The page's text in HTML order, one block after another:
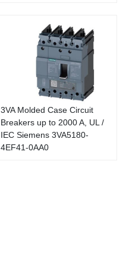
3VA Molded Case Circuit
Breakers up to 2000 A, UL /
IEC Siemens 3VA5180-
4EF41-0AA0